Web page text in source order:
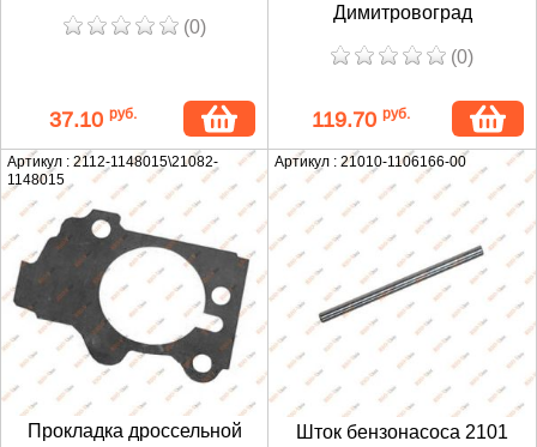
(0)
37.10 руб.
Димитровоград
(0)
119.70 руб.
Артикул : 2112-1148015\21082-
1148015
Прокладка дроссельной
Артикул : 21010-1106166-00
Шток бензонасоса 2101